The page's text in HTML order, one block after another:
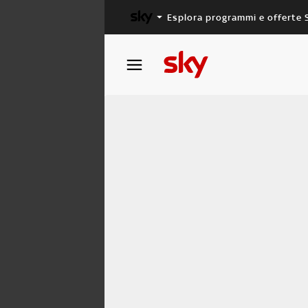
Esplora programmi e offerte